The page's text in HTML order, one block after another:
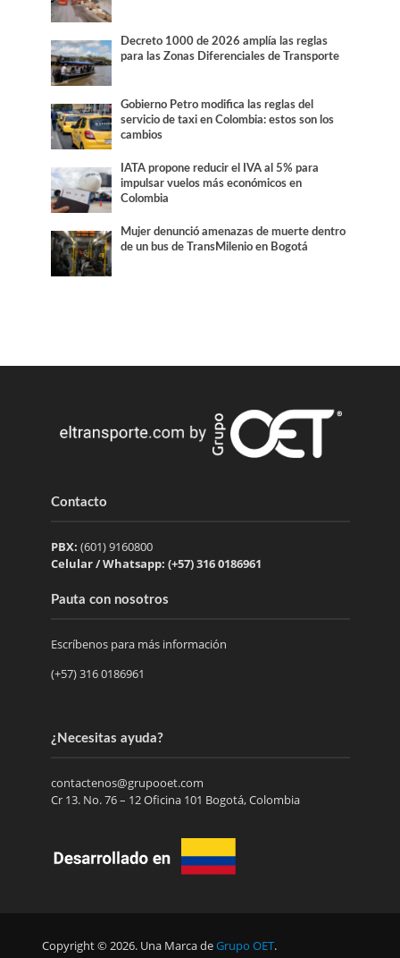
Decreto 1000 de 2026 amplía las reglas
para las Zonas Diferenciales de Transporte
Gobierno Petro modifica las reglas del
servicio de taxi en Colombia: estos son los
cambios
IATA propone reducir el IVA al 5% para
impulsar vuelos más económicos en
Colombia
Mujer denunció amenazas de muerte dentro
de un bus de TransMilenio en Bogotá
Contacto
PBX: (601) 9160800
Celular / Whatsapp: (+57) 316 0186961
Pauta con nosotros
Escríbenos para más información
(+57) 316 0186961
¿Necesitas ayuda?
contactenos@grupooet.com
Cr 13. No. 76 – 12 Oficina 101 Bogotá, Colombia
Copyright © 2026. Una Marca deGrupo OET.